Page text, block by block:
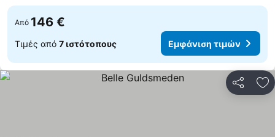
Από 146 €
Τιμές από 7 ιστότοπους Εμφάνιση τιμών